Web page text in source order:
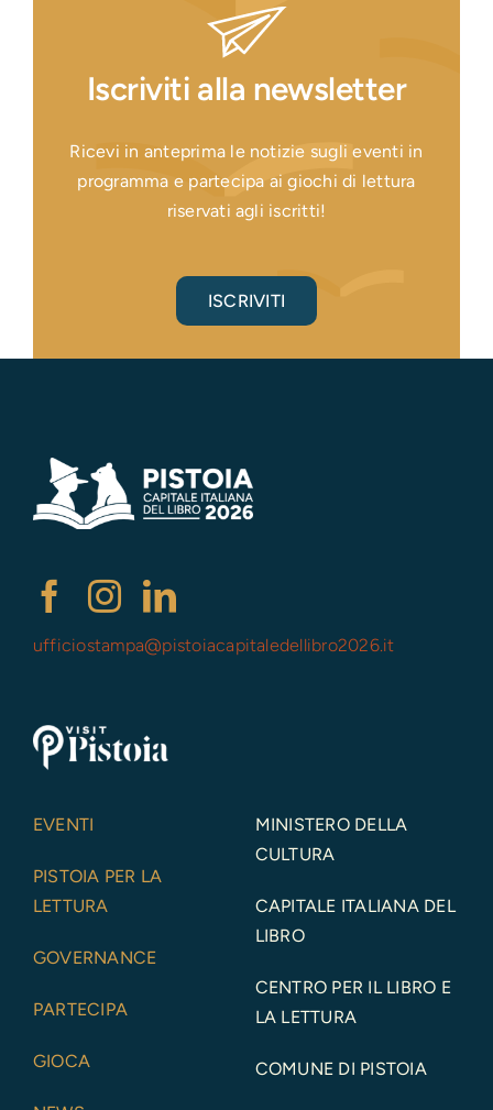
Iscriviti alla newsletter
Ricevi in anteprima le notizie sugli eventi in
programma e partecipa ai giochi di lettura
riservati agli iscritti!
ISCRIVITI
ufficiostampa@pistoiacapitaledellibro2026.it
EVENTI
PISTOIA PER LA
LETTURA
GOVERNANCE
PARTECIPA
GIOCA
MINISTERO DELLA
CULTURA
CAPITALE ITALIANA DEL
LIBRO
CENTRO PER IL LIBRO E
LA LETTURA
COMUNE DI PISTOIA